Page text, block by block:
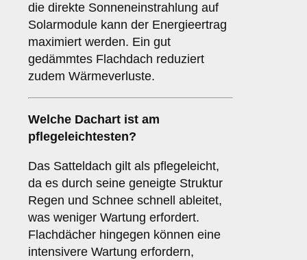
die direkte Sonneneinstrahlung auf
Solarmodule kann der Energieertrag
maximiert werden. Ein gut
gedämmtes Flachdach reduziert
zudem Wärmeverluste.
Welche Dachart ist am
pflegeleichtesten?
Das Satteldach gilt als pflegeleicht,
da es durch seine geneigte Struktur
Regen und Schnee schnell ableitet,
was weniger Wartung erfordert.
Flachdächer hingegen können eine
intensivere Wartung erfordern,